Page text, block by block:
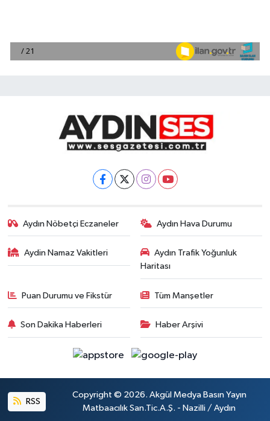
Aydın Nöbetçi Eczaneler Aydın Hava Durumu
Aydin Namaz Vakitleri
Aydın Trafik Yoğunluk
Haritası
Puan Durumu ve Fikstür Tüm Manşetler
Son Dakika Haberleri Haber Arşivi
RSS
Copyright © 2026. Akgül Medya Basın Yayın
Matbaacılık San.Tic.A.Ş. - Nazilli / Aydın